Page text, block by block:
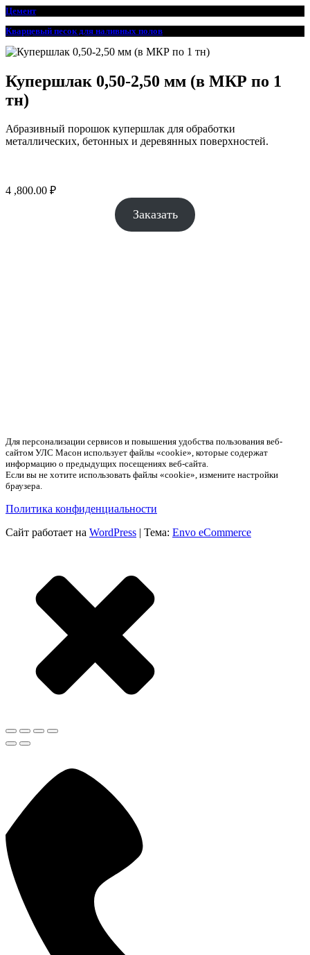
Цемент
Кварцевый песок для наливных полов
Купершлак 0,50-2,50 мм (в МКР по 1
тн)
Абразивный порошок купершлак для обработки
металлических, бетонных и деревянных поверхностей.
4 ,800.00 ₽
Заказать
Для персонализации сервисов и повышения удобства пользования веб-
сайтом УЛС Масон использует файлы «cookie», которые содержат
информацию о предыдущих посещениях веб-сайта.
Если вы не хотите использовать файлы «cookie», измените настройки
браузера.
Политика конфиденциальности
Сайт работает на WordPress | Тема: Envo eCommerce